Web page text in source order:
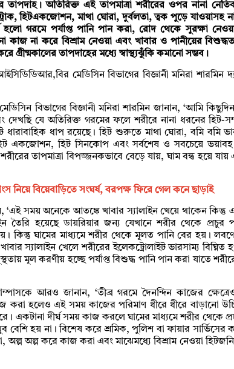
তাপদাহ। অতিরিক্ত এই তাপমাত্রা শরীরের ওপর নানা
হিটএকজোশন, মাথা ঘোরা, দুর্বলতা, ত্বক পুড়ে যাওয়াসহ
হলো গরমে পর্যাপ্ত পানি পান করা, রোদ থেকে সুরক্ষা
কাজ না করে বিশ্রাম নেওয়া এবং খাবার ও পানীয়ের
গ্রীষ্মকালের তাপদাহের মধ্যে স্বাস্থ্যঝুঁকি কমানো সম্ভব।
মেডিসিন বিভাগের বিজ্ঞানী মনিরা শারমিন
বিভাগের বিজ্ঞানী মনিরা শারমিন জানান, ‘আমি কিছুদিন
দেখছি যে অতিরিক্ত গরমের ফলে শরীরে নানা ধরনের হিট-
ধাপ রয়েছে। হিট শুরুতে মাথা ঘোরা, বমি বমি
একজোশন, হিট সিনকোপ এবং সর্বশেষ ও সবচেয়ে ভয়াবহ
শরীরের তাপমাত্রা বিপজ্জনকভাবে বেড়ে যায়, ঘাম বন্ধ হয়ে
নিয়ে বিয়েবাড়িতে সংঘর্ষ, বরপক্ষ ফিরে গেল কনে ছাড়াই
‘এই সময় অনেকে আতঙ্কে খাবার স্যালাইন খেয়ে থাকেন কিন্তু
তৈরি হয়েছে ডায়রিয়ার জন্য যেখানে শরীর থেকে প্রচুর
কিন্তু ঘামের মাধ্যমে শরীর থেকে মূলত পানি বের হয়।
স্যালাইন খেলে শরীরের ইলেকট্রোলাইট ভারসাম্য বিঘ্নিত
মূল করণীয় হচ্ছে পর্যাপ্ত বিশুদ্ধ পানি পান করা যাতে
আরও জানান, ‘তীব্র গরমে দৈনন্দিন কাজের
করা হলেও এই সময় কাজের পরিমাণ ধীরে ধীরে বাড়ানো
একটানা দীর্ঘ সময় কাজ করলে ঘামের মাধ্যমে শরীর থেকে
বেশি হয় না। বিশেষ করে শ্রমিক, পুলিশ বা ফায়ার সার্ভিসের
অল্প অল্প করে কাজ করা এবং মাঝেমধ্যে বিশ্রাম নেওয়া